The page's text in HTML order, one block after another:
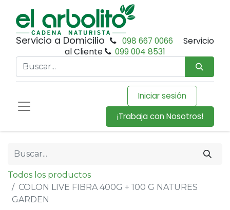
Servicio a Domicilio 098 667 0066
Servicio
al Cliente
099 004 8531
Iniciar sesión
¡Trabaja con Nosotros!
Todos los productos
COLON LIVE FIBRA 400G + 100 G NATURES
GARDEN